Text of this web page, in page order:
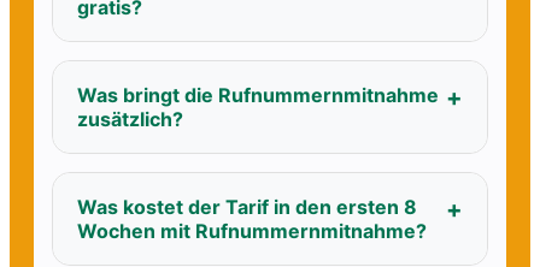
gratis?
Was bringt die Rufnummernmitnahme
zusätzlich?
Was kostet der Tarif in den ersten 8
Wochen mit Rufnummernmitnahme?